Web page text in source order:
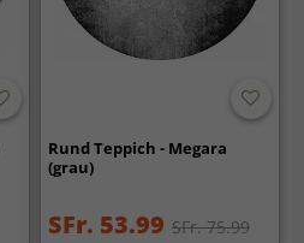
Rund Teppich - Megara
(grau)
SFr. 53.99 SFr. 75.99